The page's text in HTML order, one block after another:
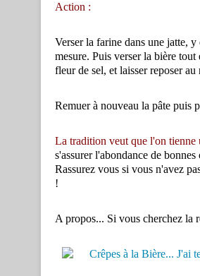
Action :
Verser la farine dans une jatte,
mesure. Puis verser la bière
fleur de sel, et laisser reposer
Remuer à nouveau la pâte puis
La tradition veut que l'on tienne
s'assurer l'abondance de
Rassurez vous si vous n'avez
!
A propos... Si vous cherchez la